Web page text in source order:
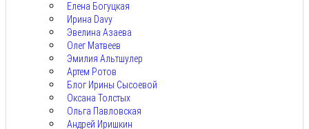
Елена Богуцкая
Ирина Davy
Эвелина Азаева
Олег Матвеев
Эмилия Альтшулер
Артем Ротов
Блог Ирины Сысоевой
Оксана Толстых
Ольга Павловская
Андрей Иришкин